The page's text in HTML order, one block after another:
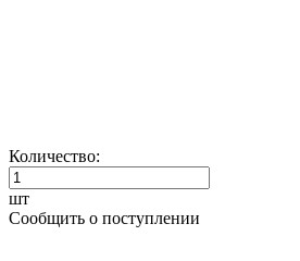
Количество:
шт
Сообщить о поступлении